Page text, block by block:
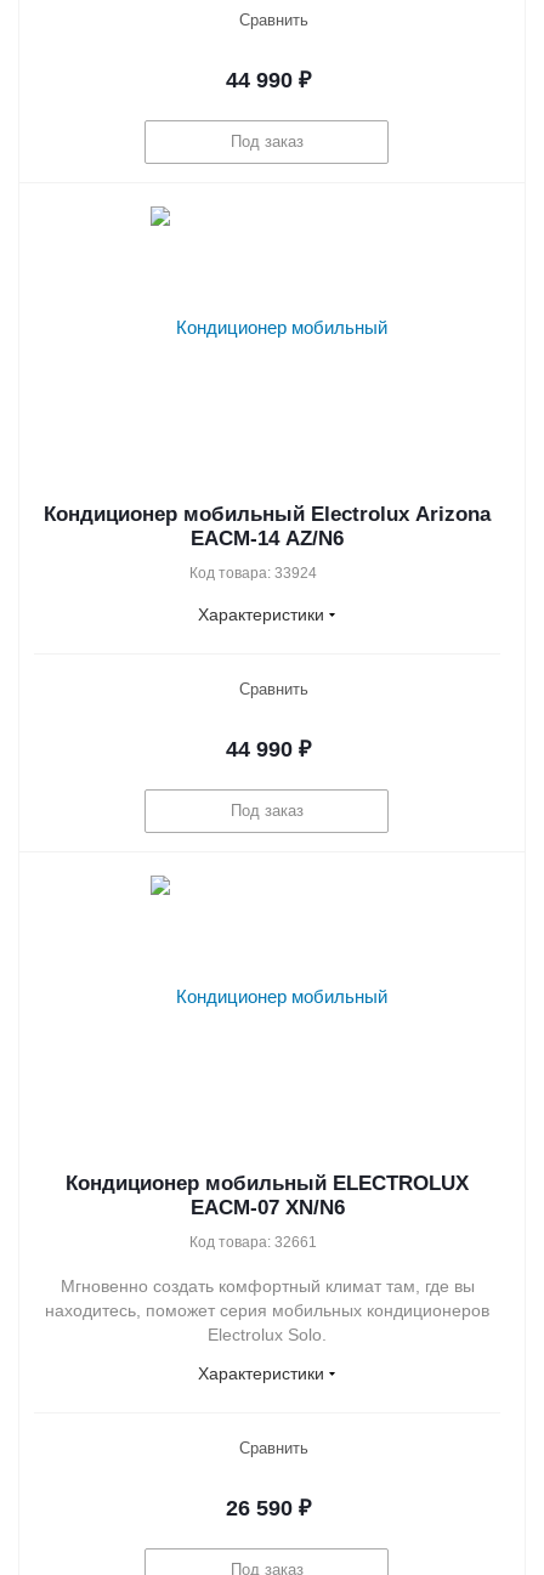
Сравнить
44 990₽
Под заказ
Кондиционер мобильный Electrolux Arizona
EACM-14 AZ/N6
Код товара: 33924
Характеристики
Сравнить
44 990₽
Под заказ
Кондиционер мобильный ELECTROLUX
EACM-07 XN/N6
Код товара: 32661
Мгновенно создать комфортный климат там, где вы
находитесь, поможет серия мобильных кондиционеров
Electrolux Solo.
Характеристики
Сравнить
26 590₽
Под заказ